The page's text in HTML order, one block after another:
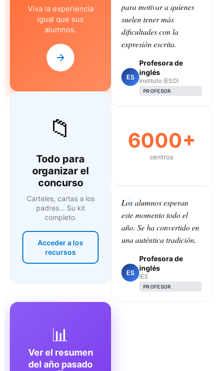
Viva la experiencia
igual que sus
alumnos.
📁
Todo para
organizar el
concurso
Carteles, cartas a los
padres... Su kit
completo.
Acceder a los
recursos
para motivar a quienes
suelen tener más
dificultades con la
expresión escrita.
ES
Profesora de
inglés
Instituto (ESO)
PROFESOR
6000+
centros
Los alumnos esperan
este momento todo el
año. Se ha convertido en
una auténtica tradición.
ES
Profesora de
inglés
IES
PROFESOR
📊
Ver el resumen
del año pasado